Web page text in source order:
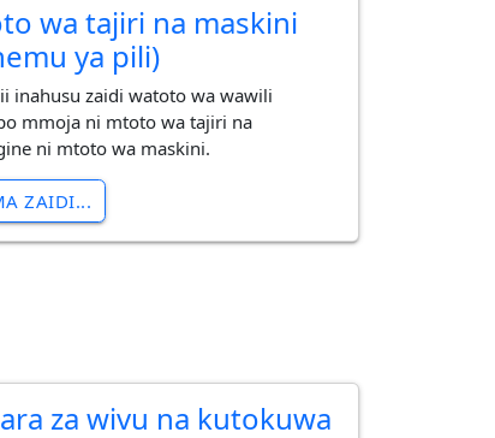
wa tajiri na maskini
ya pili)
inahusu zaidi watoto wa wawili
mmoja ni mtoto wa tajiri na
ni mtoto wa maskini.
ZAIDI...
za wivu na kutokuwa